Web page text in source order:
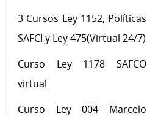
3 Cursos Ley 1152, Políticas
SAFCI y Ley 475(Virtual 24/7)
Curso Ley 1178 SAFCO
virtual
Curso Ley 004 Marcelo